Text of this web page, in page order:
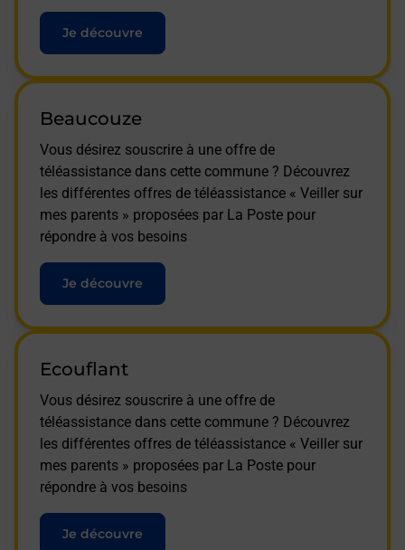
Je découvre
Beaucouze
Vous désirez souscrire à une offre de
téléassistance dans cette commune ? Découvrez
les différentes offres de téléassistance « Veiller sur
mes parents » proposées par La Poste pour
répondre à vos besoins
Je découvre
Ecouflant
Vous désirez souscrire à une offre de
téléassistance dans cette commune ? Découvrez
les différentes offres de téléassistance « Veiller sur
mes parents » proposées par La Poste pour
répondre à vos besoins
Je découvre